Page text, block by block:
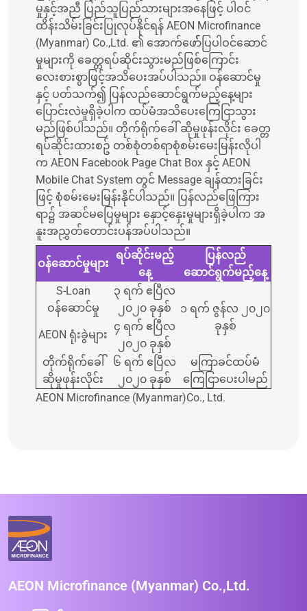
မှုနှင့်အညီ ပြည်သူပြည်သားများအနေဖြင့် ပါဝင်
ထိန်းသိမ်းခြင်းပြုလုပ်နိုင်ရန် AEON Microfinance
(Myanmar) Co.,Ltd. ၏ အောက်ဖော််််ပြပါဝင်ဆောင်
မှုများကို ခေတ္တရပ်ဆိုင်းသွားမည်ဖြစ်ကြောင်း
လေးစားစွာဖြင့်အသိပေးအပ်ပါသည်။ ဝန်ဆောင်မှု
နှင့် ပတ်သက်၍ ပြန်လည်ဆောင်ရွက်မည့်နေ့များ
ပြောင်းလဲမှုရှိခဲ့ပါက ထပ်မံအသိပေးကြေငြာသွား
မည်ဖြစ်ပါသည်။ တိုက်ရိုက်ခေါ် ဆိုမှုဖုန်းလိုင်း ခေတ္တ
ရပ်ဆိုင်းထားစဥ် တစ်စုံတစ်ရာစုံစမ်းမေးမြန်းလိုပါ
က AEON Facebook Page Chat Box နှင့် AEON
Mobile Chat System တွင် Message ချန်ထားခြင်း
ဖြင့် စုံစမ်းမေးမြန်းနိုင်ပါသည်။ ပြန်လည်ဖြေကြား
ရာ၌ အဆင်မပြေမှုများ နှောင့်နှေးမှုများရှိခဲ့ပါက အ
နူးအညွှတ်တောင်းပန်အပ်ပါသည်။
ဝန်ဆောင်မှုများ
ရပ်ဆိုင်းမည့်
နေ့
ပြန်လည်
ဆောင်ရွက်မည့်နေ့
S-Loan
ဝန်ဆောင်မှု
၃ ရက် ဧပြီလ
၂၀၂၀ ခုနှစ်
၁ ရက် ဇွန်လ ၂၀၂၀
ခုနှစ်
AEON ရုံးခွဲများ
၄ ရက် ဧပြီလ
၂၀၂၀ ခုနှစ်
တိုက်ရိုက်ခေါ်
ဆိုမှုဖုန်းလိုင်း
၆ ရက် ဧပြီလ
၂၀၂၀ ခုနှစ်
မကြာခင်ထပ်မံ
ကြေငြာပေးပါမည်
AEON Microfinance (Myanmar)Co., Ltd.
AEON Microfinance (Myanmar) Co.,Ltd.